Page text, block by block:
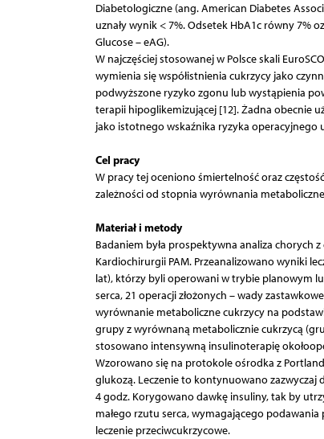
Diabetologiczne (ang. American Diabetes
uznały wynik < 7%. Odsetek HbA1c równy 7%
Glucose – eAG).
W najczęściej stosowanej w Polsce skali
wymienia się współistnienia cukrzycy jako
podwyższone ryzyko zgonu lub wystąpienia
terapii hipoglikemizującej [12]. Żadna obecnie
jako istotnego wskaźnika ryzyka operacyjnego
Cel pracy
W pracy tej oceniono śmiertelność oraz
zależności od stopnia wyrównania
Materiał i metody
Badaniem była prospektywna analiza chorych
Kardiochirurgii PAM. Przeanalizowano wyniki
lat), którzy byli operowani w trybie planowym
serca, 21 operacji złożonych – wady
wyrównanie metaboliczne cukrzycy na
grupy z wyrównaną metabolicznie cukrzycą
stosowano intensywną insulinoterapię
Wzorowano się na protokole ośrodka z
glukozą. Leczenie to kontynuowano
4 godz. Korygowano dawkę insuliny, tak by
małego rzutu serca, wymagającego
leczenie przeciwcukrzycowe.